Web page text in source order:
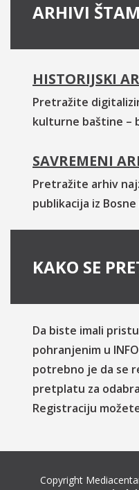
ARHIVI
HISTORIJSKI
Pretražite
kulturne baštine –
SAVREMENI
Pretražite arhiv
publikacija iz
KAKO SE
Da biste imali
pohranjenim u
potrebno je da se
pretplatu za
Registraciju
Copyright